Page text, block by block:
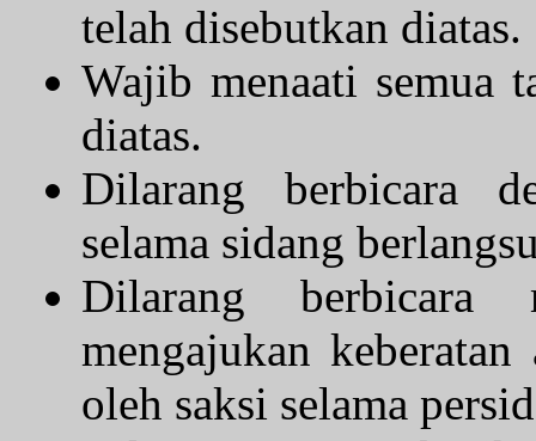
telah disebutkan diatas.
Wajib menaati semua
diatas.
Dilarang berbicara
selama sidang
Dilarang berbicara
mengajukan
oleh saksi selama